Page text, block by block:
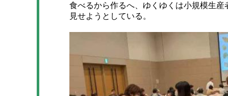
食べるから作るへ、ゆくゆくは小規模生
見せようとしている。